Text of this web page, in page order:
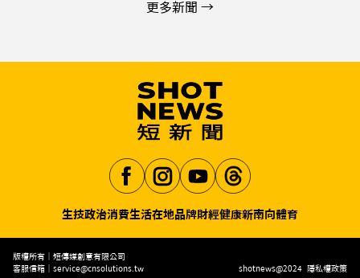
更多新聞 →
Aa
生技政治消費生活在地品牌財經健康新南向體育
版權所有｜短傳媒創意有限公司
客服信箱｜ service@cnsolutions.tw shotnews@2024 隱私權政策